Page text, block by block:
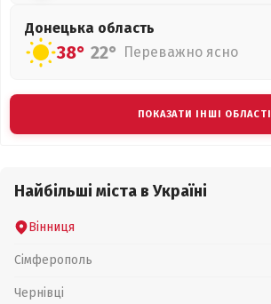
Донецька область
38° 22° Переважно ясно
ПОКАЗАТИ ІНШІ ОБЛАСТІ
Найбільші міста в Україні
Вінниця
Сімферополь
Чернівці